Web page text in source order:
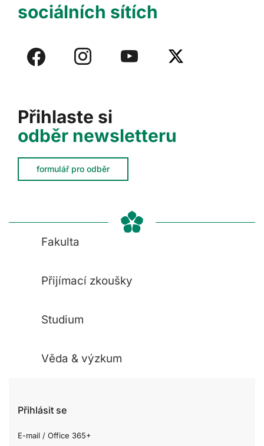
Přihlaste si
odběr newsletteru
formulář pro odběr
sociálních sítích
Fakulta
Přijímací zkoušky
Studium
Věda & výzkum
Přihlásit se
E-mail / Office 365+